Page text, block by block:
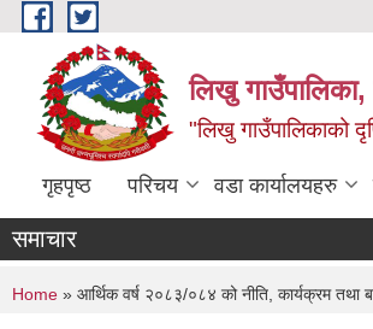
Skip to main content
लिखु
"लिखु गाउँपालिकाको
गृहपृष्ठ परिचय वडा कार्यालयहरु
समाचार
You are here
Home » आर्थिक वर्ष २०८३/०८४ को नीति, कार्यक्रम तथा